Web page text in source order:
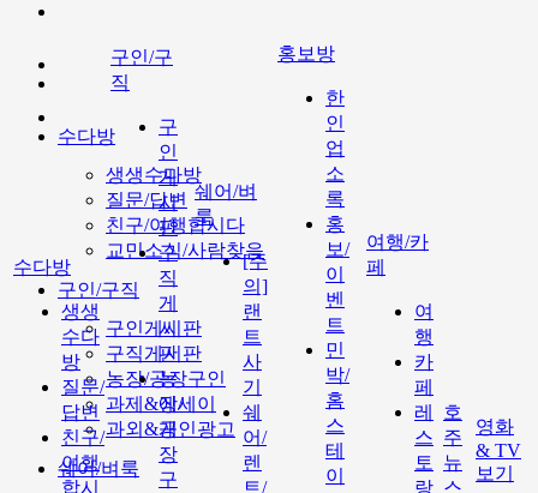
수다방
생생수다방
질문/답변
친구/여행합시다
교민소식/사람찾음
구인/구직
구인게시판
구직게시판
농장/공장구인
과제&에세이
과외&개인광고
쉐어/벼룩
수다방
생생
수다
방
질문/
답변
친구/
여행
합시
구인/구
직
구
인
게
시
판
구
직
게
시
판
농
장/
공
장
구
쉐어/벼
룩
[주
의]
랜
트
사
기
쉐
어/
렌
트/
홍보방
한
인
업
소
록
홍
보/
이
벤
트
민
박/
홈
스
테
이
여행/카
페
여
행
카
페
레
스
토
랑
호
주
뉴
스
영화
& TV
보기